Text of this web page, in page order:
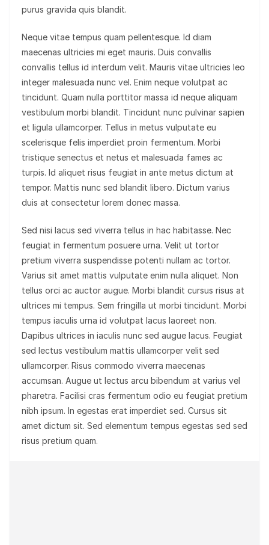
purus gravida quis blandit.
Neque vitae tempus quam pellentesque. Id diam
maecenas ultricies mi eget mauris. Duis convallis
convallis tellus id interdum velit. Mauris vitae ultricies leo
integer malesuada nunc vel. Enim neque volutpat ac
tincidunt. Quam nulla porttitor massa id neque aliquam
vestibulum morbi blandit. Tincidunt nunc pulvinar sapien
et ligula ullamcorper. Tellus in metus vulputate eu
scelerisque felis imperdiet proin fermentum. Morbi
tristique senectus et netus et malesuada fames ac
turpis. Id aliquet risus feugiat in ante metus dictum at
tempor. Mattis nunc sed blandit libero. Dictum varius
duis at consectetur lorem donec massa.
Sed nisi lacus sed viverra tellus in hac habitasse. Nec
feugiat in fermentum posuere urna. Velit ut tortor
pretium viverra suspendisse potenti nullam ac tortor.
Varius sit amet mattis vulputate enim nulla aliquet. Non
tellus orci ac auctor augue. Morbi blandit cursus risus at
ultrices mi tempus. Sem fringilla ut morbi tincidunt. Morbi
tempus iaculis urna id volutpat lacus laoreet non.
Dapibus ultrices in iaculis nunc sed augue lacus. Feugiat
sed lectus vestibulum mattis ullamcorper velit sed
ullamcorper. Risus commodo viverra maecenas
accumsan. Augue ut lectus arcu bibendum at varius vel
pharetra. Facilisi cras fermentum odio eu feugiat pretium
nibh ipsum. In egestas erat imperdiet sed. Cursus sit
amet dictum sit. Sed elementum tempus egestas sed sed
risus pretium quam.